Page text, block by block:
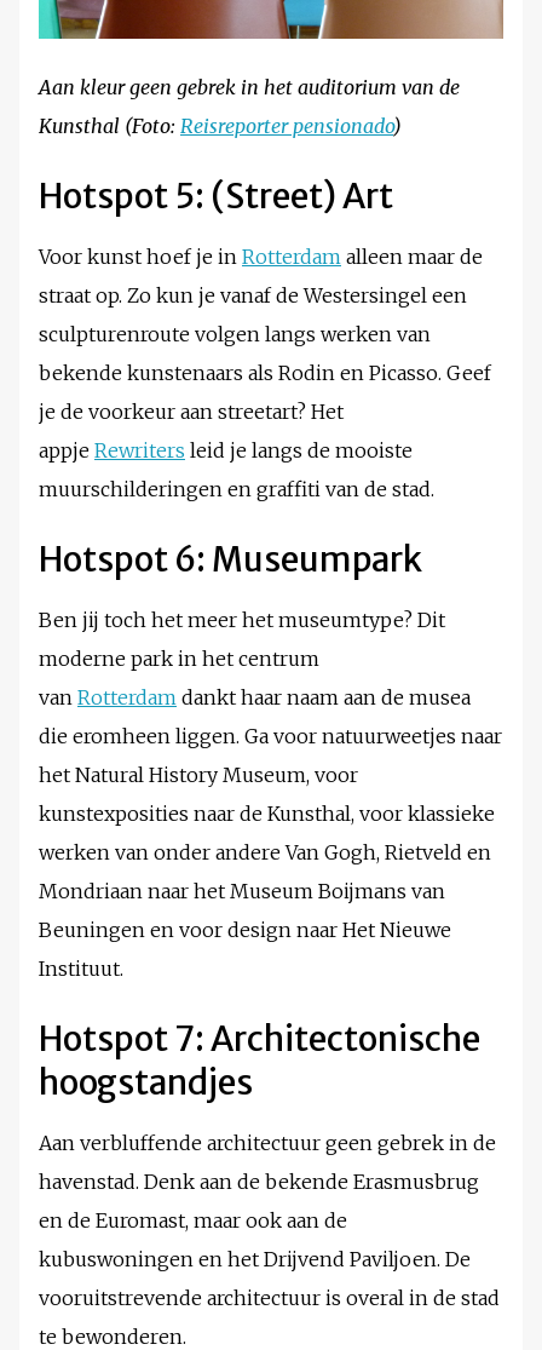
Aan kleur geen gebrek in het auditorium van de
Kunsthal (Foto: Reisreporter pensionado)
Hotspot 5: (Street) Art
Voor kunst hoef je in Rotterdam alleen maar de
straat op. Zo kun je vanaf de Westersingel een
sculpturenroute volgen langs werken van
bekende kunstenaars als Rodin en Picasso. Geef
je de voorkeur aan streetart? Het
appje Rewriters leid je langs de mooiste
muurschilderingen en graffiti van de stad.
Hotspot 6: Museumpark
Ben jij toch het meer het museumtype? Dit
moderne park in het centrum
van Rotterdam dankt haar naam aan de musea
die eromheen liggen. Ga voor natuurweetjes naar
het Natural History Museum, voor
kunstexposities naar de Kunsthal, voor klassieke
werken van onder andere Van Gogh, Rietveld en
Mondriaan naar het Museum Boijmans van
Beuningen en voor design naar Het Nieuwe
Instituut.
Hotspot 7: Architectonische
hoogstandjes
Aan verbluffende architectuur geen gebrek in de
havenstad. Denk aan de bekende Erasmusbrug
en de Euromast, maar ook aan de
kubuswoningen en het Drijvend Paviljoen. De
vooruitstrevende architectuur is overal in de stad
te bewonderen.